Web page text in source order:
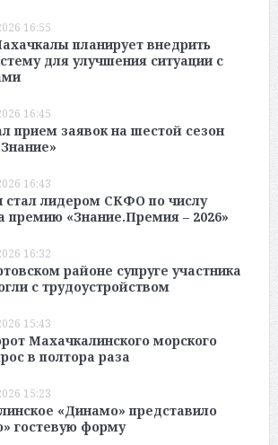
16:55
планирует внедрить
для улучшения ситуации с
16:45
прием заявок на шестой сезон
16:43
стал лидером СКФО по числу
премию «Знание.Премия – 2026»
16:32
районе супруге участника
с трудоустройством
15:43
Махачкалинского морского
в полтора раза
15:23
«Динамо» представило
гостевую форму